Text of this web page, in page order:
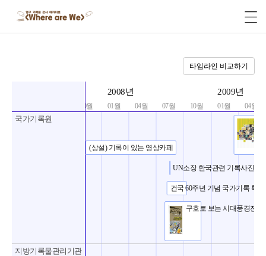
타임라인 비교하기
구호로 보는 시대풍경전
건국 60주년 기념 국가기록 특
UN소장 한국관련 기록사진 전
(상설) 기록이 있는 영상카페
국가기록원
지방기록물관리기관
10월 01월 04월
2008년
07월 10월 01월
2009년
04월